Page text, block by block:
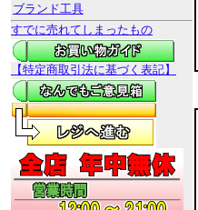
ブランド工具
すでに売れてしまったもの
【特定商取引法に基づく表記】